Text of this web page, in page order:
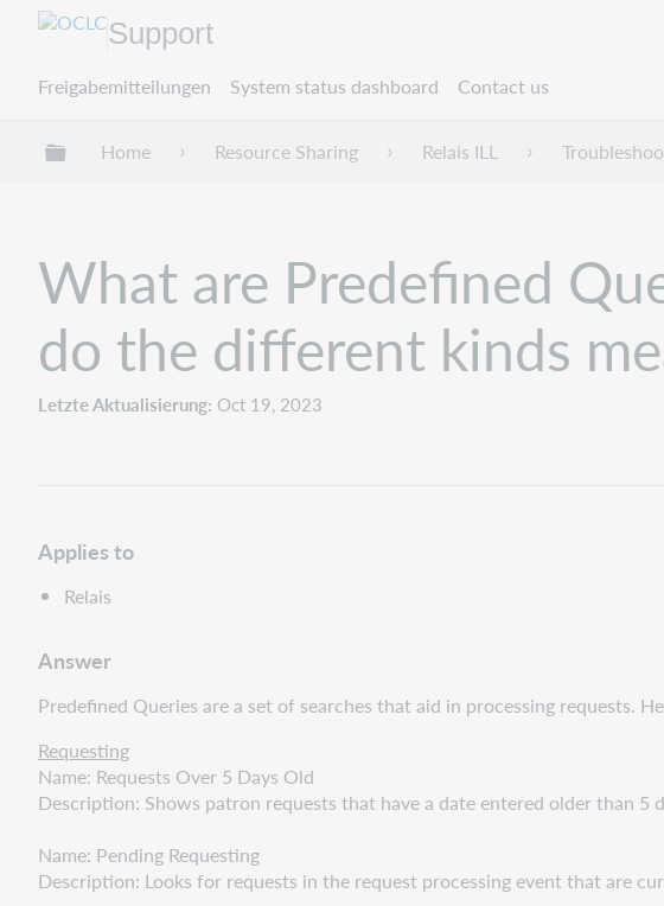
Support
Freigabemitteilungen System status dashboard Contact us
Globale Hierarchie expandieren/verbergen
Home Resource Sharing Relais ILL
What are Predefined
do the different kinds
Letzte Aktualisierung Oct 19, 2023
Applies to
Relais
Answer
Predefined Queries are a set of searches that aid in processing requests.
Requesting
Name: Requests Over 5 Days Old
Description: Shows patron requests that have a date entered older than 5
Name: Pending Requesting
Description: Looks for requests in the request processing event that are